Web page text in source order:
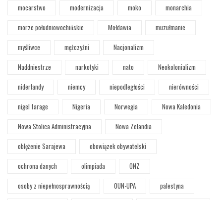
mocarstwo
modernizacja moko
monarchia
morze południowochińskie
Mołdawia
muzułmanie
myśliwce
mężczyźni
Nacjonalizm
Naddniestrze
narkotyki nato
Neokolonializm
niderlandy
niemcy niepodległości
nierówności
nigel farage
Nigeria Norwegia
Nowa Kaledonia
Nowa Stolica Administracyjna
Nowa Zelandia
oblężenie Sarajewa
obowiązek obywatelski
ochrona danych
olimpiada
ONZ
osoby z niepełnosprawnością
OUN-UPA
palestyna